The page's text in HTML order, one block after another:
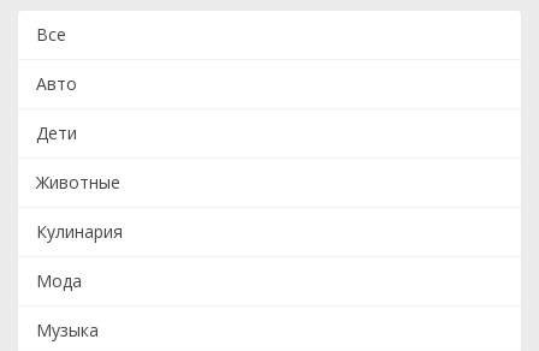
Все
Авто
Дети
Животные
Кулинария
Мода
Музыка